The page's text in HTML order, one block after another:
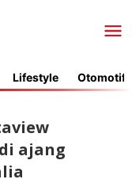
Lifestyle Otomotif
ajang